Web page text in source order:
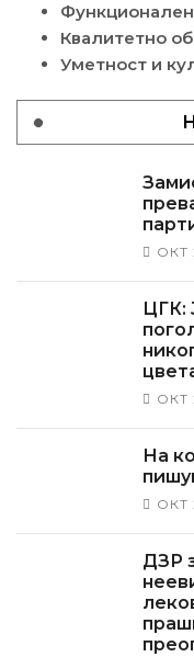
Квалитетно
Уметност и
ОКТ
ЦГК:
ОКТ
На
ОКТ
ДЗР